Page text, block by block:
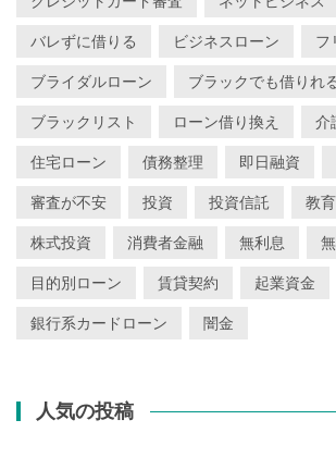
バレずに借りる ビジネスローン フ
ブライダルローン ブラックでも借りれ
ブラックリスト ローン借り換え 介
住宅ローン 債務整理 即日融資
審査が不安 投資 投資信託 教
株式投資 消費者金融 無利息
目的別ローン 賃貸契約 起業資金
銀行系カードローン 闇金
人気の投稿